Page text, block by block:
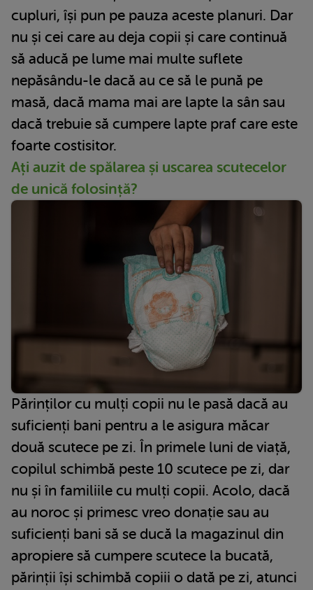
cupluri, își pun pe pauza aceste planuri. Dar
nu și cei care au deja copii și care continuă
să aducă pe lume mai multe suflete
nepăsându-le dacă au ce să le pună pe
masă, dacă mama mai are lapte la sân sau
dacă trebuie să cumpere lapte praf care este
foarte costisitor.
Ați auzit de spălarea și uscarea scutecelor
de unică folosință?
Părinților cu mulți copii nu le pasă dacă au
suficienți bani pentru a le asigura măcar
două scutece pe zi. În primele luni de viață,
copilul schimbă peste 10 scutece pe zi, dar
nu și în familiile cu mulți copii. Acolo, dacă
au noroc și primesc vreo donație sau au
suficienți bani să se ducă la magazinul din
apropiere să cumpere scutece la bucată,
părinții își schimbă copiii o dată pe zi, atunci